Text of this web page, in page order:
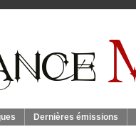
Dernières émissions